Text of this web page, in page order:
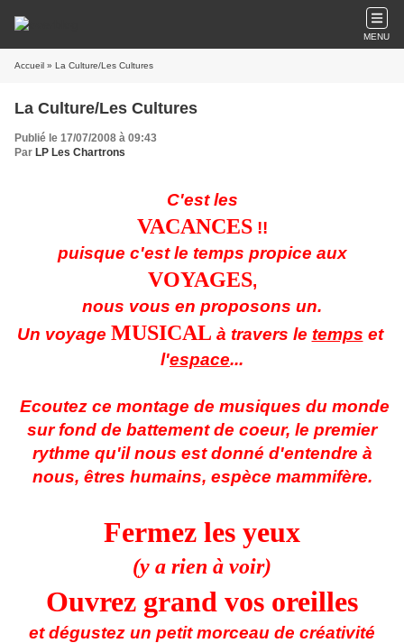
MENU
Accueil » La Culture/Les Cultures
La Culture/Les Cultures
Publié le 17/07/2008 à 09:43
Par LP Les Chartrons
C'est les
VACANCES!!
puisque c'est le temps propice aux
VOYAGES,
nous vous en proposons un.
Un voyage MUSICAL à travers le temps et
l'espace...
Ecoutez ce montage de musiques du monde
sur fond de battement de coeur, le premier
rythme qu'il nous est donné d'entendre à
nous, êtres humains, espèce mammifère.
Fermez les yeux
(y a rien à voir)
Ouvrez grand vos oreilles
et dégustez un petit morceau de créativité